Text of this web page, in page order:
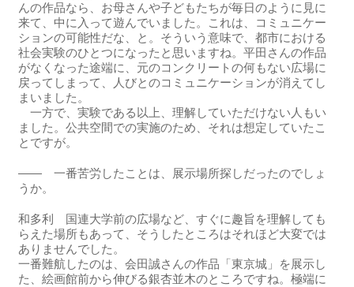
んの作品なら、お母さんや子どもたちが毎日のように見に
来て、中に入って遊んでいました。これは、コミュニケー
ションの可能性だな、と。そういう意味で、都市における
社会実験のひとつになったと思いますね。平田さんの作品
がなくなった途端に、元のコンクリートの何もない広場に
戻ってしまって、人びとのコミュニケーションが消えてし
まいました。
一方で、実験である以上、理解していただけない人もい
ました。公共空間での実施のため、それは想定していたこ
とですが。
―― 一番苦労したことは、展示場所探しだったのでしょ
うか。
和多利 国連大学前の広場など、すぐに趣旨を理解しても
らえた場所もあって、そうしたところはそれほど大変では
ありませんでした。
一番難航したのは、会田誠さんの作品「東京城」を展示し
た、絵画館前から伸びる銀杏並木のところですね。極端に